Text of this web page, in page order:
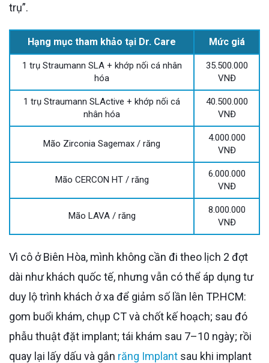
trụ”.
Hạng mục tham khảo tại Dr. Care Mức giá
1 trụ Straumann SLA + khớp nối cá nhân
hóa
35.500.000
VNĐ
1 trụ Straumann SLActive + khớp nối cá
nhân hóa
40.500.000
VNĐ
Mão Zirconia Sagemax / răng
4.000.000
VNĐ
Mão CERCON HT / răng
6.000.000
VNĐ
Mão LAVA / răng
8.000.000
VNĐ
Vì cô ở Biên Hòa, mình không cần đi theo lịch 2 đợt
dài như khách quốc tế, nhưng vẫn có thể áp dụng tư
duy lộ trình khách ở xa để giảm số lần lên TP.HCM:
gom buổi khám, chụp CT và chốt kế hoạch; sau đó
phẫu thuật đặt implant; tái khám sau 7–10 ngày; rồi
quay lại lấy dấu và gắn răng Implant sau khi implant